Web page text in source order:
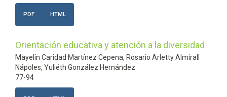
PDF HTML
Orientación educativa y atención a la diversidad
Mayelín Caridad Martínez Cepena, Rosario Arletty Almirall
Nápoles, Yuliéth González Hernández
77-94